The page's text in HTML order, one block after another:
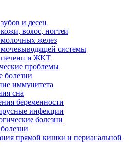
и десен
волос, ногтей
желез
мочевыводящей системы
печени и ЖКТ
проблемы
болезни
иммунитета
сна
беременности
инфекции
болезни
прямой кишки и перианальной